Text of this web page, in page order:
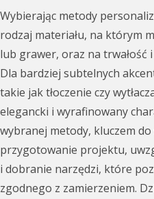
Wybierając metody
rodzaj materiału, na którym
lub grawer, oraz na
Dla bardziej subtelnych
takie jak tłoczenie czy
elegancki i wyrafinowany
wybranej metody, kluczem
przygotowanie projektu,
i dobranie narzędzi, które
zgodnego z zamierzeniem.